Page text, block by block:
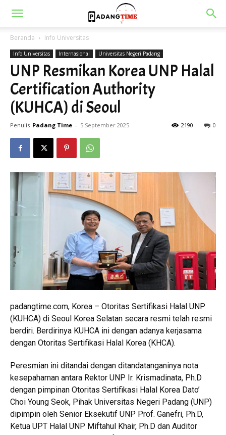
Beranda Info Universitas
Info Universitas Internasional Universitas Negeri Padang
UNP Resmikan Korea UNP Halal
Certification Authority
(KUHCA) di Seoul
Penulis Padang Time - 5 September 2025 0
2190
padangtime.com, Korea – Otoritas Sertifikasi Halal UNP
(KUHCA) di Seoul Korea Selatan secara resmi telah resmi
berdiri. Berdirinya KUHCA ini dengan adanya kerjasama
dengan Otoritas Sertifikasi Halal Korea (KHCA).
Peresmian ini ditandai dengan ditandatanganinya nota
kesepahaman antara Rektor UNP Ir. Krismadinata, Ph.D
dengan pimpinan Otoritas Sertifikasi Halal Korea Dato’
Choi Young Seok, Pihak Universitas Negeri Padang (UNP)
dipimpin oleh Senior Eksekutif UNP Prof. Ganefri, Ph.D,
Ketua UPT Halal UNP Miftahul Khair, Ph.D dan Auditor